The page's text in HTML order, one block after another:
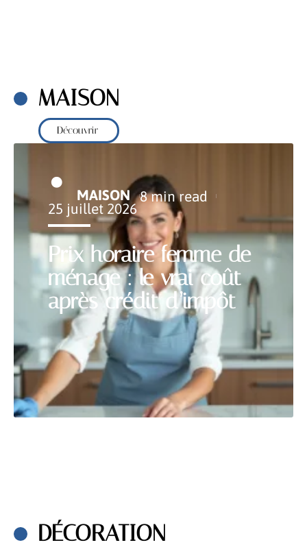
MAISON
Découvrir
Prix horaire femme de
ménage : le vrai coût
après crédit d’impôt
MAISON 8 min read
25 juillet 2026
DÉCORATION